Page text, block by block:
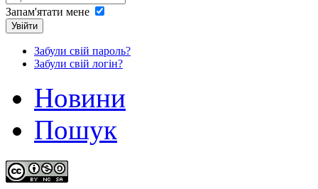
Запам'ятати мене
Увійти
Забули свій пароль?
Забули свій логін?
Новини
Пошук